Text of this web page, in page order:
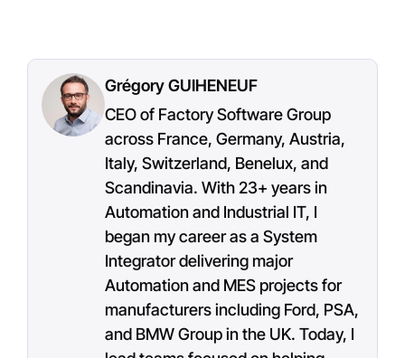
Grégory GUIHENEUF
CEO of Factory Software Group
across France, Germany, Austria,
Italy, Switzerland, Benelux, and
Scandinavia. With 23+ years in
Automation and Industrial IT, I
began my career as a System
Integrator delivering major
Automation and MES projects for
manufacturers including Ford, PSA,
and BMW Group in the UK. Today, I